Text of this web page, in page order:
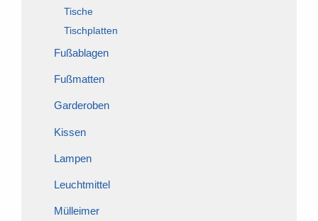
Tische
Tischplatten
Fußablagen
Fußmatten
Garderoben
Kissen
Lampen
Leuchtmittel
Mülleimer